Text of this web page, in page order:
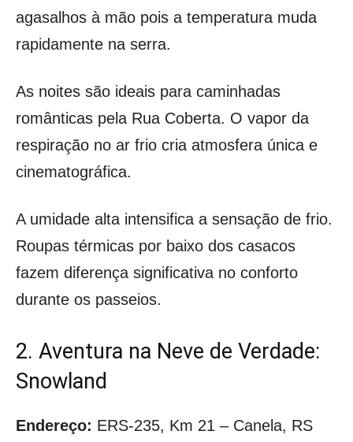
agasalhos à mão pois a temperatura muda
rapidamente na serra.
As noites são ideais para caminhadas
românticas pela Rua Coberta. O vapor da
respiração no ar frio cria atmosfera única e
cinematográfica.
A umidade alta intensifica a sensação de frio.
Roupas térmicas por baixo dos casacos
fazem diferença significativa no conforto
durante os passeios.
2. Aventura na Neve de Verdade:
Snowland
Endereço: ERS-235, Km 21 – Canela, RS